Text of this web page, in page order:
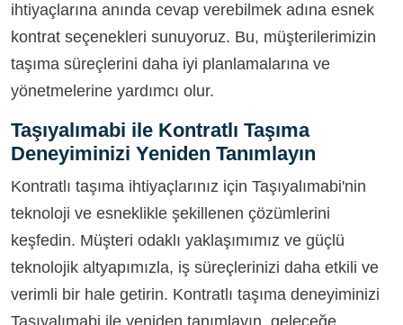
ihtiyaçlarına anında cevap verebilmek adına esnek
kontrat seçenekleri sunuyoruz. Bu, müşterilerimizin
taşıma süreçlerini daha iyi planlamalarına ve
yönetmelerine yardımcı olur.
Taşıyalımabi ile Kontratlı Taşıma
Deneyiminizi Yeniden Tanımlayın
Kontratlı taşıma ihtiyaçlarınız için Taşıyalımabi'nin
teknoloji ve esneklikle şekillenen çözümlerini
keşfedin. Müşteri odaklı yaklaşımımız ve güçlü
teknolojik altyapımızla, iş süreçlerinizi daha etkili ve
verimli bir hale getirin. Kontratlı taşıma deneyiminizi
Taşıyalımabi ile yeniden tanımlayın, geleceğe